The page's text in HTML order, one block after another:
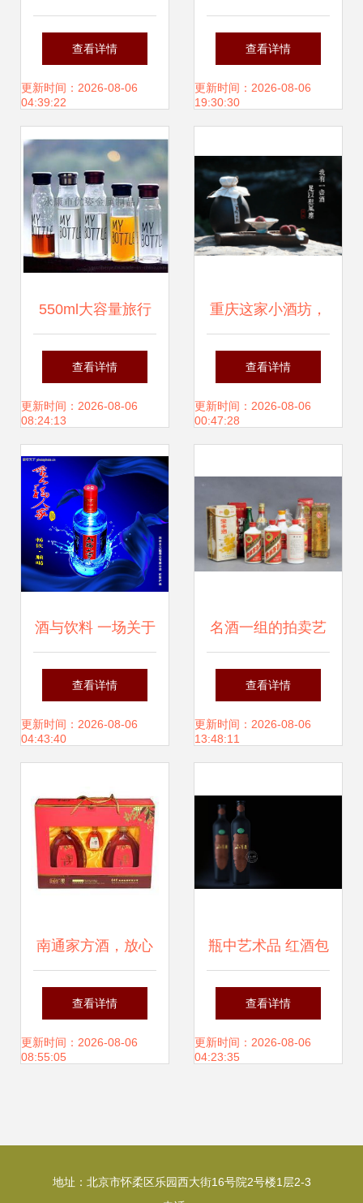
酒批发的品质之选
查看详情
更新时间：2026-08-06
04:39:22
酒设备免费安装 酒
厂投资如何精打细
查看详情
更新时间：2026-08-06
19:30:30
550ml大容量旅行
杯 骑士杯、酒瓶杯
的实用之选与高清
图片赏析
查看详情
更新时间：2026-08-06
08:24:13
重庆这家小酒坊，
一壶清酒慰风尘
查看详情
更新时间：2026-08-06
00:47:28
酒与饮料 一场关于
文化与口感的对话
查看详情
更新时间：2026-08-06
04:43:40
名酒一组的拍卖艺
术 香韵与价值的跨
越时空之旅
查看详情
更新时间：2026-08-06
13:48:11
南通家方酒，放心
之选——瑞宏食品
商行值得信赖
查看详情
更新时间：2026-08-06
08:55:05
瓶中艺术品 红酒包
装设计能否引爆市
场神话？
查看详情
更新时间：2026-08-06
04:23:35
地址：北京市怀柔区乐园西大街16号院2号楼1层2-3